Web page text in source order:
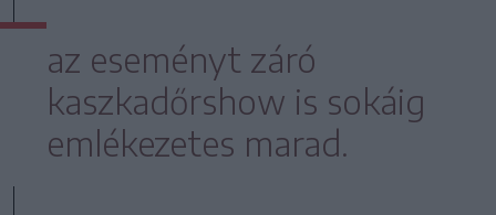
az eseményt záró
kaszkadőrshow is sokáig
emlékezetes marad.